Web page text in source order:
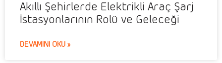
Akıllı Şehirlerde Elektrikli Araç Şarj
İstasyonlarının Rolü ve Geleceği
DEVAMINI OKU »